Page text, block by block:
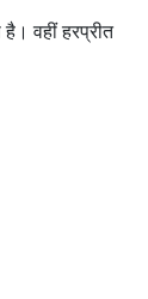
वहीं हरप्रीत